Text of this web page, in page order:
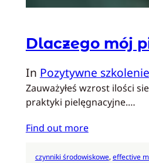
Dlaczego mój
In Pozytywne
Zauważyłeś wzrost ilości
praktyki pielęgnacyjne.…
Find out more
czynniki środowiskowe, effective